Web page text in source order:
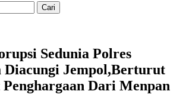
Sedunia Polres
Diacungi Jempol,Berturut
Dari Menpan